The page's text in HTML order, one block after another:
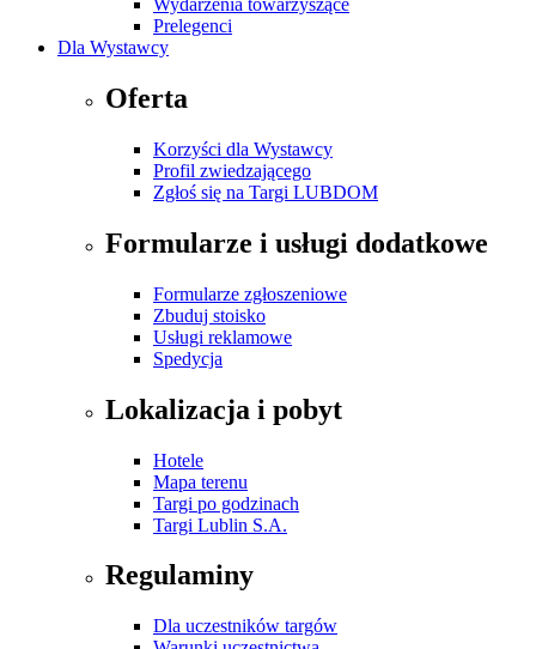
Wydarzenia towarzyszące
Prelegenci
Dla Wystawcy
Oferta
Korzyści dla Wystawcy
Profil zwiedzającego
Zgłoś się na Targi LUBDOM
Formularze i usługi dodatkowe
Formularze zgłoszeniowe
Zbuduj stoisko
Usługi reklamowe
Spedycja
Lokalizacja i pobyt
Hotele
Mapa terenu
Targi po godzinach
Targi Lublin S.A.
Regulaminy
Dla uczestników targów